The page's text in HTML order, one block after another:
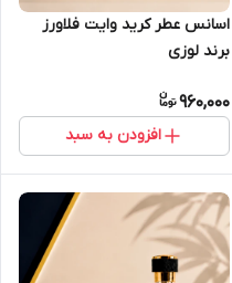
اسانس عطر کرید وایت فلاورز
برند لوزی
960,000
افزودن به سبد